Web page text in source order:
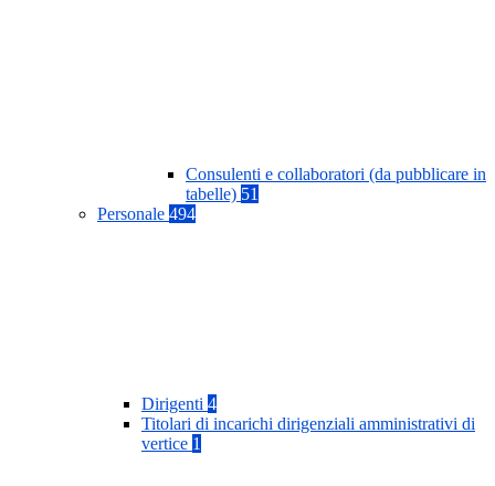
Consulenti e collaboratori (da pubblicare in
tabelle) 51
Personale 494
Dirigenti 4
Titolari di incarichi dirigenziali amministrativi di
vertice 1